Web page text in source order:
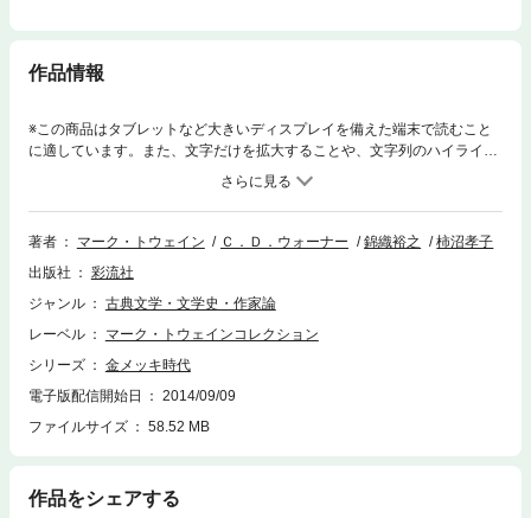
作品情報
※この商品はタブレットなど大きいディスプレイを備えた端末で読むこと
に適しています。また、文字だけを拡大することや、文字列のハイライ
ト、検索、辞書の参照、引用などの機能が使用できません。南北戦争後の
バブルに躍った人びとを風刺した本書は、「金メッキ時代」(The Gilded A
ge)という歴史に残る言葉をつくった。トウェインには珍しいC.D.ウォー
ナーとの共作で1873年に出版され、「今日の物語」の副題がつけられてい
る人びとを描き、中味のない「金メッキの時代」を風刺的に表現してい
る。下巻は、美貌の女性ローラの小悪魔的な生き様を通してアメリカ社会
人々の投機熱にわく西部、ウォール街の金融家、成金貴族たちなどの姿
は、古くて新しい諸問題の手がかりを提供してくれる文明批評家トウェイ
ンの面目躍如の書である。
著者 マーク・トウェイン Ｃ．Ｄ．ウォーナー 錦織裕之
柿沼孝子
出版社
彩流社
ジャンル
古典文学・文学史・作家論
レーベル
マーク・トウェインコレクション
シリーズ
金メッキ時代
電子版配信開始日
2014/09/09
ファイルサイズ
58.52 MB
作品をシェアする